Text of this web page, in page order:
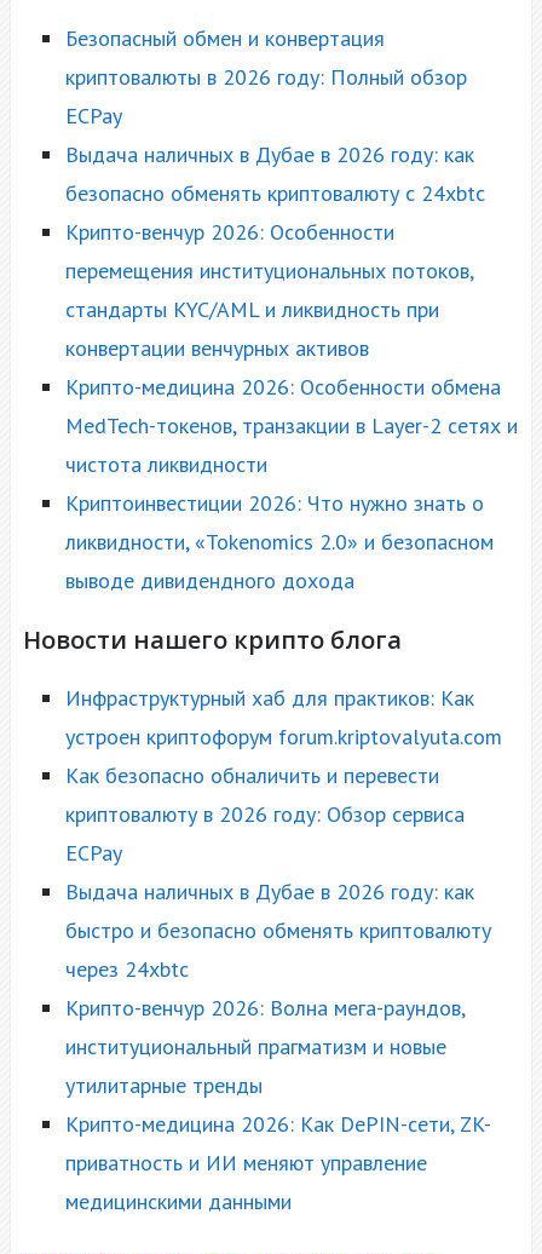
Безопасный обмен и конвертация
криптовалюты в 2026 году: Полный обзор
ECPay
Выдача наличных в Дубае в 2026 году: как
безопасно обменять криптовалюту с 24xbtc
Крипто-венчур 2026: Особенности
перемещения институциональных потоков,
стандарты KYC/AML и ликвидность при
конвертации венчурных активов
Крипто-медицина 2026: Особенности обмена
MedTech-токенов, транзакции в Layer-2 сетях и
чистота ликвидности
Криптоинвестиции 2026: Что нужно знать о
ликвидности, «Tokenomics 2.0» и безопасном
выводе дивидендного дохода
Новости нашего крипто блога
Инфраструктурный хаб для практиков: Как
устроен криптофорум forum.kriptovalyuta.com
Как безопасно обналичить и перевести
криптовалюту в 2026 году: Обзор сервиса
ECPay
Выдача наличных в Дубае в 2026 году: как
быстро и безопасно обменять криптовалюту
через 24xbtc
Крипто-венчур 2026: Волна мега-раундов,
институциональный прагматизм и новые
утилитарные тренды
Крипто-медицина 2026: Как DePIN-сети, ZK-
приватность и ИИ меняют управление
медицинскими данными